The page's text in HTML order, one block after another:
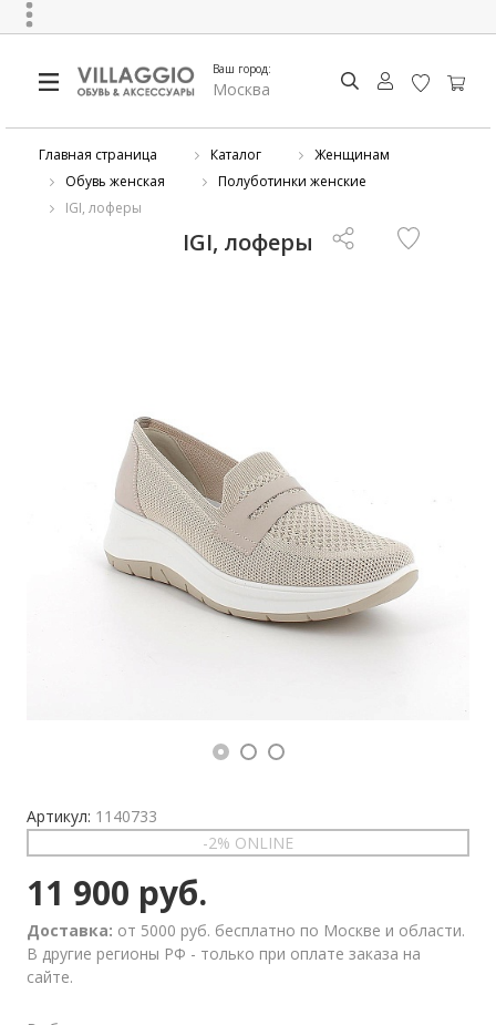
Ваш город:
Москва
Главная страница Каталог
Женщинам
Обувь женская
Полуботинки женские
IGI, лоферы
IGI, лоферы
Артикул: 1140733
-2% ONLINE
11 900 руб.
Доставка: от 5000 руб. бесплатно по Москве и области.
В другие регионы РФ - только при оплате заказа на
сайте.